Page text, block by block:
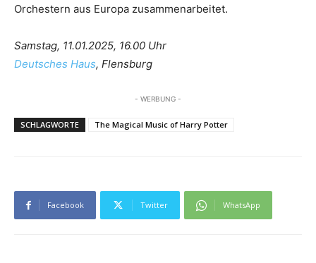
Orchestern aus Europa zusammenarbeitet.
Samstag, 11.01.2025, 16.00 Uhr
Deutsches Haus, Flensburg
- WERBUNG -
SCHLAGWORTE The Magical Music of Harry Potter
Facebook Twitter WhatsApp